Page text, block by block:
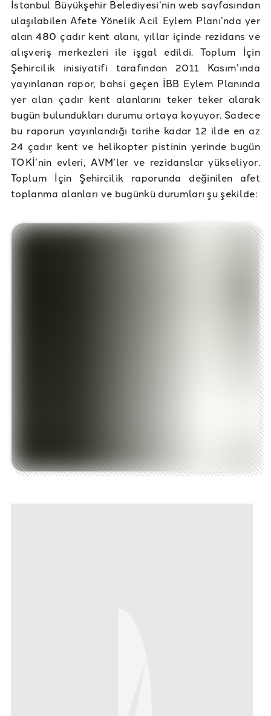
İstanbul Büyükşehir Belediyesi’nin web sayfasından
ulaşılabilen Afete Yönelik Acil Eylem Planı’nda yer
alan 480 çadır kent alanı, yıllar içinde rezidans ve
alışveriş merkezleri ile işgal edildi. Toplum İçin
Şehircilik inisiyatifi tarafından 2011 Kasım’ında
yayınlanan rapor, bahsi geçen İBB Eylem Planında
yer alan çadır kent alanlarını teker teker alarak
bugün bulundukları durumu ortaya koyuyor. Sadece
bu raporun yayınlandığı tarihe kadar 12 ilde en az
24 çadır kent ve helikopter pistinin yerinde bugün
TOKİ’nin evleri, AVM’ler ve rezidanslar yükseliyor.
Toplum İçin Şehircilik raporunda değinilen afet
toplanma alanları ve bugünkü durumları şu şekilde: